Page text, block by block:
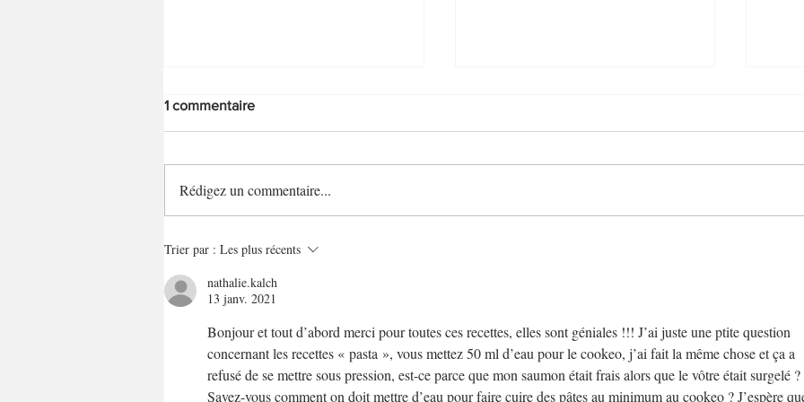
Savarins hot dog
1 commentaire
Rédigez un commentaire...
Trier par : Les plus récents
nathalie.kalch
13 janv. 2021
Bonjour et tout d’abord merci pour toutes ces recettes, elles sont géniales !!! J’ai juste une ptite question
concernant les recettes « pasta », vous mettez 50 ml d’eau pour le cookeo, j’ai fait la même chose et ça a
refusé de se mettre sous pression, est-ce parce que mon saumon était frais alors que le vôtre était surgelé ?
Savez-vous comment on doit mettre d’eau pour faire cuire des pâtes au minimum au cookeo ? J’espère